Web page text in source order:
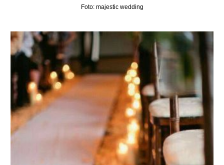
Foto: majestic wedding